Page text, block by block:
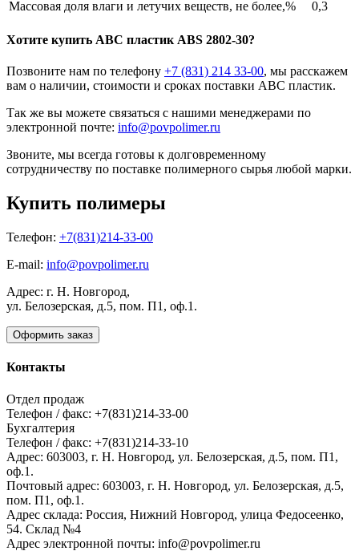
Массовая доля влаги и летучих веществ, не более,%
0,3
Хотите купить ABC пластик ABS 2802-30?
Позвоните нам по телефону +7 (831) 214 33-00, мы расскажем
вам о наличии, стоимости и сроках поставки ABC пластик.
Так же вы можете связаться с нашими менеджерами по
электронной почте: info@povpolimer.ru
Звоните, мы всегда готовы к долговременному
сотрудничеству по поставке полимерного сырья любой марки.
Купить полимеры
Телефон: +7(831)214-33-00
E-mail: info@povpolimer.ru
Адрес: г. Н. Новгород,
ул. Белозерская, д.5, пом. П1, оф.1.
Оформить заказ
Контакты
Отдел продаж
Телефон / факс: +7(831)214-33-00
Бухгалтерия
Телефон / факс: +7(831)214-33-10
Адрес: 603003, г. Н. Новгород, ул. Белозерская, д.5, пом. П1,
оф.1.
Почтовый адрес: 603003, г. Н. Новгород, ул. Белозерская, д.5,
пом. П1, оф.1.
Адрес склада: Россия, Нижний Новгород, улица Федосеенко,
54. Склад №4
Адрес электронной почты: info@povpolimer.ru